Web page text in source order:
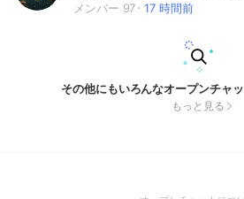
メンバー 97
17 時間前
その他にもいろんなオープンチャ
もっと見る